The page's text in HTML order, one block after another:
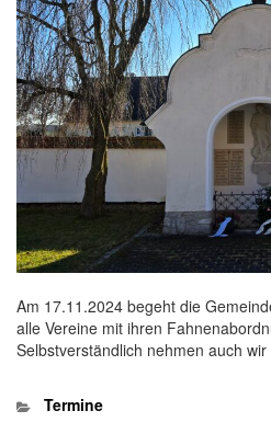
Am 17.11.2024 begeht die
alle Vereine mit ihren
Selbstverständlich nehmen auch
Kategorien
Termine